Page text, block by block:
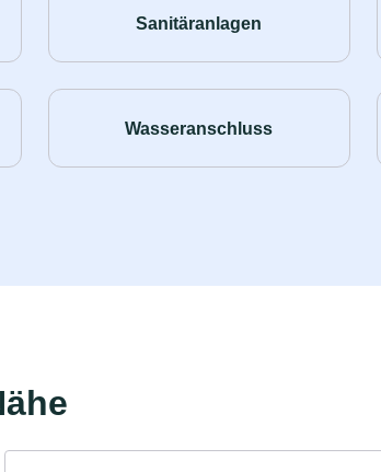
Sanitäranlagen
Wasseranschluss